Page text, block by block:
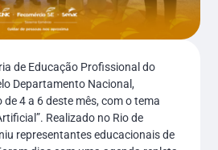
de Educação Profissional do
Departamento Nacional,
4 a 6 deste mês, com o tema
Realizado no Rio de
representantes educacionais de